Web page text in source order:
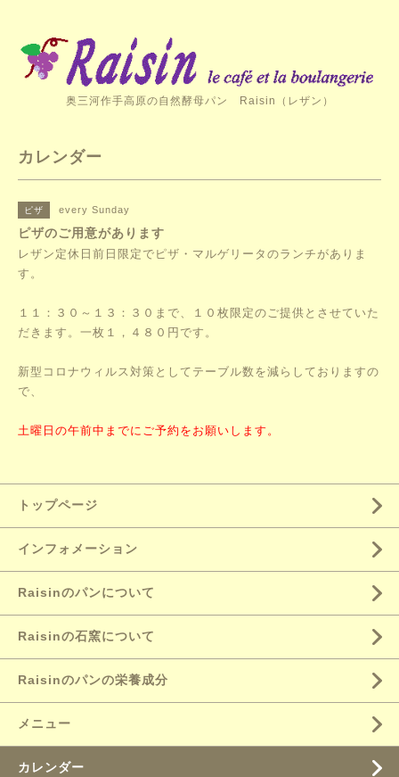
奥三河作手高原の自然酵母パン Raisin（レザン）
カレンダー
ピザ every Sunday
ピザのご用意があります
レザン定休日前日限定でピザ・マルゲリータのランチがありま
す。
１１：３０～１３：３０まで、１０枚限定のご提供とさせていた
だきます。一枚１，４８０円です。
新型コロナウィルス対策としてテーブル数を減らしておりますの
で、
土曜日の午前中までにご予約をお願いします。
トップページ
インフォメーション
Raisinのパンについて
Raisinの石窯について
Raisinのパンの栄養成分
メニュー
カレンダー